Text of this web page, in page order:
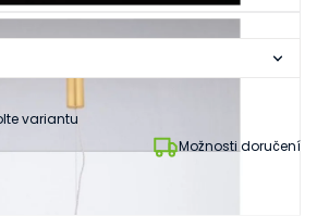
Možnosti doručení
variantu